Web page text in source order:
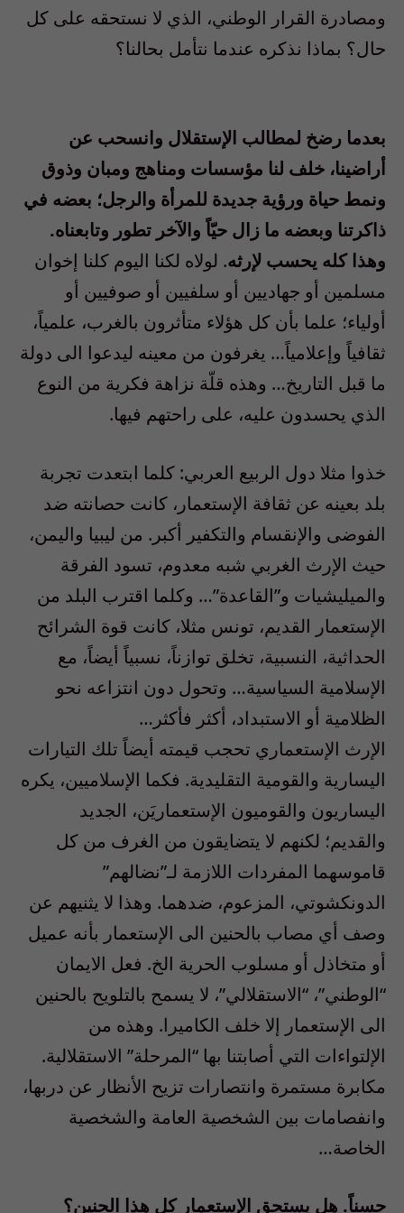
ومصادرة القرار الوطني، الذي لا نستحقه على كل
حال؟ بماذا نذكره عندما نتأمل بحالنا؟
بعدما رضخ لمطالب الإستقلال وانسحب عن
أراضينا، خلف لنا مؤسسات ومناهج ومبان وذوق
ونمط حياة ورؤية جديدة للمرأة والرجل؛ بعضه في
ذاكرتنا وبعضه ما زال حيّاً والآخر تطور وتابعناه.
وهذا كله يحسب لإرثه. لولاه لكنا اليوم كلنا إخوان
مسلمين أو جهاديين أو سلفيين أو صوفيين أو
أولياء؛ علما بأن كل هؤلاء متأثرون بالغرب، علمياً،
ثقافياً وإعلامياً… يغرفون من معينه ليدعوا الى دولة
ما قبل التاريخ… وهذه قلّة نزاهة فكرية من النوع
الذي يحسدون عليه، على راحتهم فيها.
خذوا مثلا دول الربيع العربي: كلما ابتعدت تجربة
بلد بعينه عن ثقافة الإستعمار، كانت حصانته ضد
الفوضى والإنقسام والتكفير أكبر. من ليبيا واليمن،
حيث الإرث الغربي شبه معدوم، تسود الفرقة
والميليشيات و”القاعدة”… وكلما اقترب البلد من
الإستعمار القديم، تونس مثلا، كانت قوة الشرائح
الحداثية، النسبية، تخلق توازناً، نسبياً أيضاً، مع
الإسلامية السياسية… وتحول دون انتزاعه نحو
الظلامية أو الاستبداد، أكثر فأكثر…
الإرث الإستعماري تحجب قيمته أيضاً تلك التيارات
اليسارية والقومية التقليدية. فكما الإسلاميين، يكره
اليساريون والقوميون الإستعماريَن، الجديد
والقديم؛ لكنهم لا يتضايقون من الغرف من كل
قاموسهما المفردات اللازمة لـ”نضالهم”
الدونكشوتي، المزعوم، ضدهما. وهذا لا يثنيهم عن
وصف أي مصاب بالحنين الى الإستعمار بأنه عميل
أو متخاذل أو مسلوب الحرية الخ. فعل الايمان
“الوطني”، “الاستقلالي”، لا يسمح بالتلويح بالحنين
الى الإستعمار إلا خلف الكاميرا. وهذه من
الإلتواءات التي أصابتنا بها “المرحلة” الاستقلالية.
مكابرة مستمرة وانتصارات تزيح الأنظار عن دربها،
وانفصامات بين الشخصية العامة والشخصية
الخاصة…
حسناً. هل يستحق الإستعمار كل هذا الحنين؟